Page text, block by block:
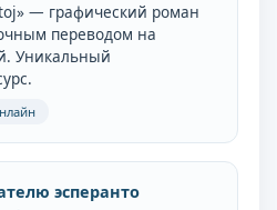
— графический роман
переводом на
Уникальный
эсперанто